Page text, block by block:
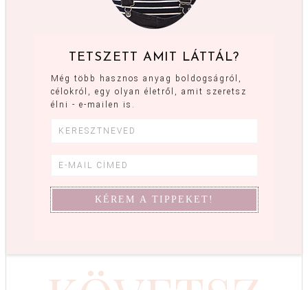
TETSZETT AMIT LÁTTÁL?
Még több hasznos anyag boldogságról,
célokról, egy olyan életről, amit szeretsz
élni - e-mailen is.